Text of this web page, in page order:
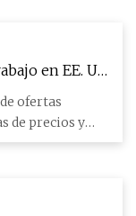
en EE. UU.
ven sus ojos
ofertas
de precios y